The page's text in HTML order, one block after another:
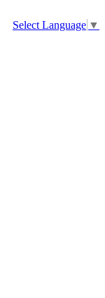
Select Language ▼